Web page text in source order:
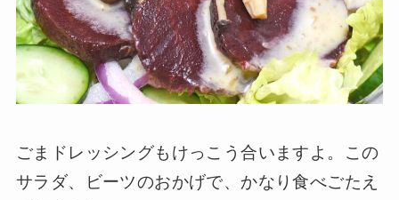
ごまドレッシングもけっこう合いますよ。この
サラダ、ビーツのおかげで、かなり食べごたえ